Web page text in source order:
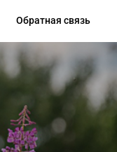
Обратная связь